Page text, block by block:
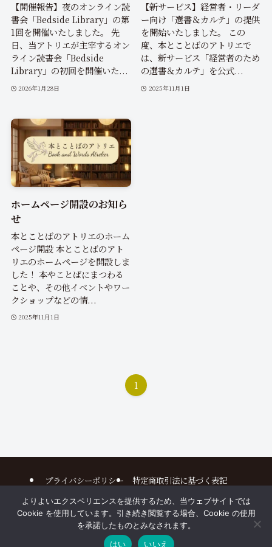
【開催報告】夜のオンライン読
書会「Bedside Library」の第
1回を開催いたしました。 先
日、当アトリエが主宰するオン
ライン読書会「Bedside
Library」の初回を開催いた...
2026年1月28日
【新サービス】経営者・リーダ
ー向け「選書＆カルテ」の提供
を開始いたしました。 この
度、本とことばのアトリエで
は、新サービス「経営者のため
の選書＆カルテ」を公式...
2025年11月1日
ホームページ開設のお知ら
せ
本とことばのアトリエのホーム
ページ開設 本とことばのアト
リエのホームページを開設しま
した！ 本やことばにまつわる
ことや、その他イベントやワー
クショップなどの情...
2025年11月1日
1
プライバシーポリシー 特定商取引法に基づく表記
© 2025 本とことばのアトリエ All Rights Reserved. Design by
HANAMIZUKI
よりよいエクスペリエンスを提供するため、当ウェブサイトでは
Cookie を使用しています。引き続き閲覧する場合、Cookie の使用
を承諾したものとみなされます。
はい
いいえ